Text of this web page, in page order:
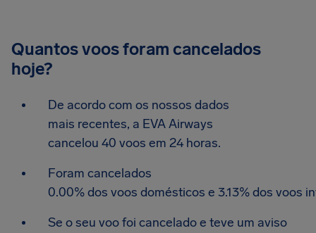
Quantos voos foram cancelados
hoje?
De acordo com os nossos dados
mais recentes, a EVA Airways
cancelou 40 voos em 24 horas.
Foram cancelados
0.00% dos voos domésticos e 3.13% dos voos
Se o seu voo foi cancelado e teve um aviso